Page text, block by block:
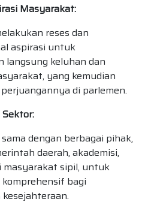
Masyarakat:
reses dan
aspirasi untuk
langsung keluhan dan
yang kemudian
di parlemen.
dengan berbagai pihak,
daerah, akademisi,
masyarakat sipil, untuk
bagi